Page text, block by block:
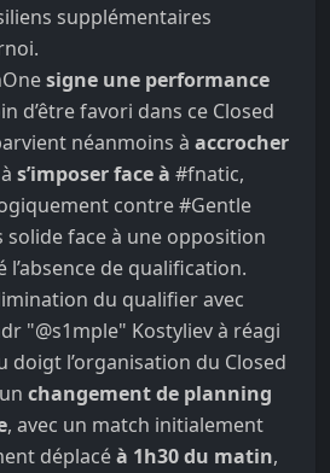
supplémentaires
signe une performance
d’être favori dans ce Closed
néanmoins à accrocher
s’imposer face à #fnatic,
contre#Gentle
solide face à une opposition
l’absence de qualification.
du qualifier avec
"@s1mple" Kostyliev à réagi
doigt l’organisation du Closed
changement de planning
, avec un match initialement
déplacéà 1h30 du matin,